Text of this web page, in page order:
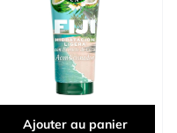
Ajouter au panier